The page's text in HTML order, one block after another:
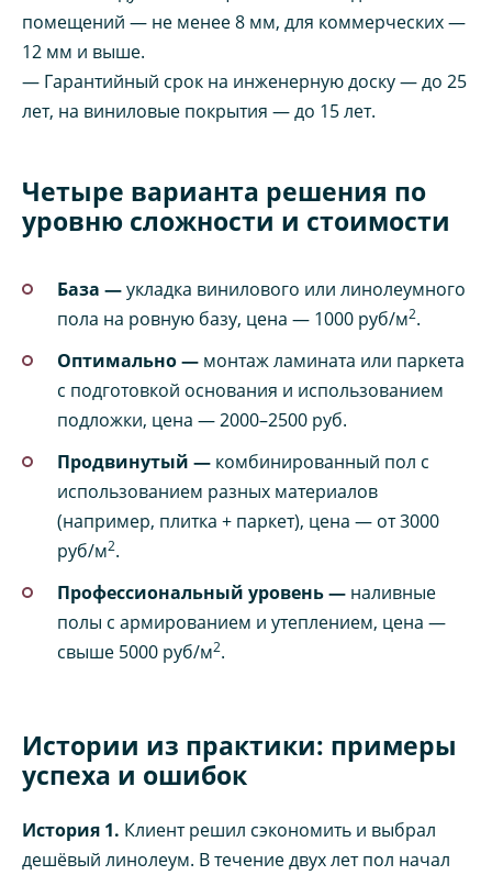
помещений — не менее 8 мм, для коммерческих —
12 мм и выше.
— Гарантийный срок на инженерную доску — до 25
лет, на виниловые покрытия — до 15 лет.
Четыре варианта решения по
уровню сложности и стоимости
База —укладка винилового или линолеумного
пола на ровную базу, цена — 1000 руб/м2.
Оптимально — монтаж ламината или паркета
с подготовкой основания и использованием
подложки, цена — 2000–2500 руб.
Продвинутый — комбинированный пол с
использованием разных материалов
(например, плитка + паркет), цена — от 3000
руб/м2.
Профессиональный уровень — наливные
полы с армированием и утеплением, цена —
свыше 5000 руб/м2.
Истории из практики: примеры
успеха и ошибок
История 1. Клиент решил сэкономить и выбрал
дешёвый линолеум. В течение двух лет пол начал